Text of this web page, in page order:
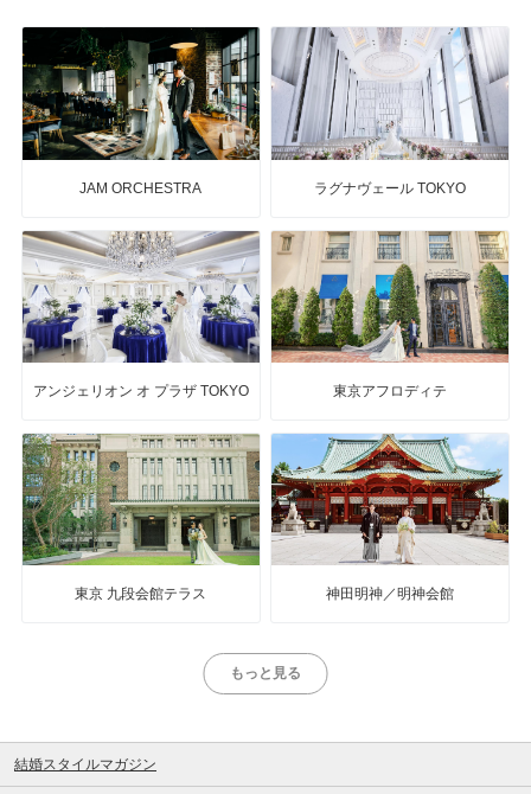
JAM ORCHESTRA ラグナヴェール TOKYO
アンジェリオン オ プラザ TOKYO 東京アフロディテ
東京 九段会館テラス 神田明神／明神会館
もっと見る
結婚スタイルマガジン